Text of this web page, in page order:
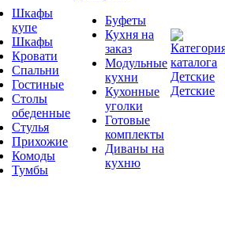
Шкафы
купе
Шкафы
Кровати
Спальни
Гостиные
Столы
обеденные
Стулья
Прихожие
Комоды
Тумбы
Буфеты
Кухня на
заказ
Модульные
кухни
Кухонные
уголки
Готовые
комплекты
Диваны на
кухню
Детские